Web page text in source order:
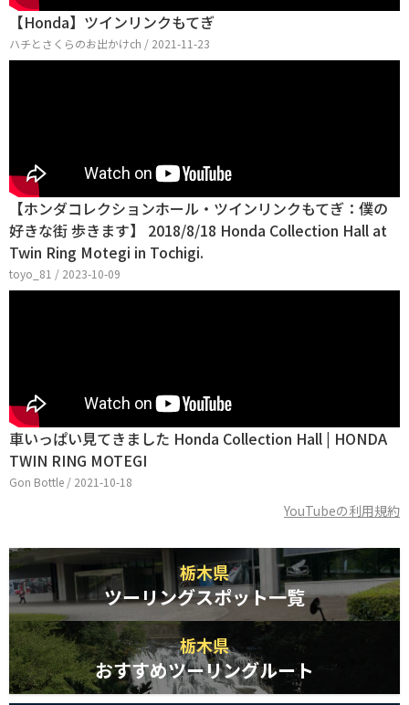
【Honda】ツインリンクもてぎ
ハチとさくらのお出かけch / 2021-11-23
【ホンダコレクションホール・ツインリンクもてぎ：僕の
好きな街 歩きます】 2018/8/18 Honda Collection Hall at
Twin Ring Motegi in Tochigi.
toyo_81 / 2023-10-09
車いっぱい見てきました Honda Collection Hall | HONDA
TWIN RING MOTEGI
Gon Bottle / 2021-10-18
YouTubeの利用規約
栃木県
ツーリングスポット一覧
栃木県
おすすめツーリングルート